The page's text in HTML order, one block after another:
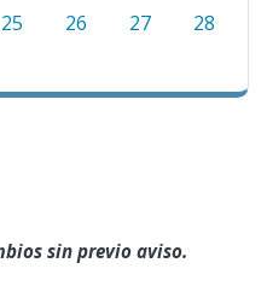
25 26 27
28
sin previo aviso.